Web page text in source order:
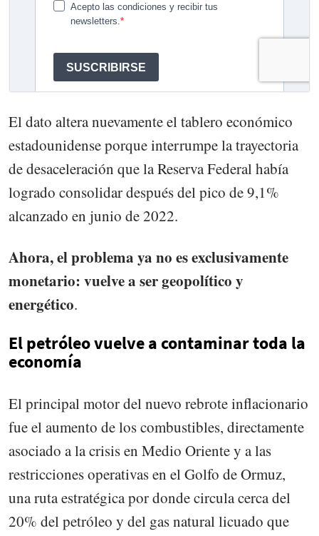
El dato altera nuevamente el tablero económico
estadounidense porque interrumpe la trayectoria
de desaceleración que la Reserva Federal había
logrado consolidar después del pico de 9,1%
alcanzado en junio de 2022.
Ahora, el problema ya no es exclusivamente
monetario: vuelve a ser geopolítico y
energético.
El petróleo vuelve a contaminar toda la
economía
El principal motor del nuevo rebrote inflacionario
fue el aumento de los combustibles, directamente
asociado a la crisis en Medio Oriente y a las
restricciones operativas en el Golfo de Ormuz,
una ruta estratégica por donde circula cerca del
20% del petróleo y del gas natural licuado que